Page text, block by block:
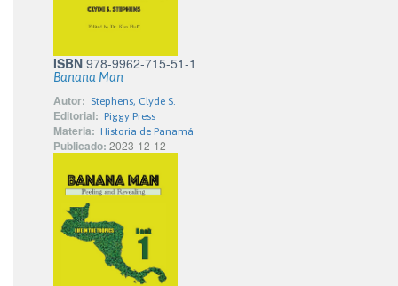
ISBN 978-9962-715-51-1
Banana Man
Autor: Stephens, Clyde S.
Editorial: Piggy Press
Materia: Historia de Panamá
Publicado: 2023-12-12